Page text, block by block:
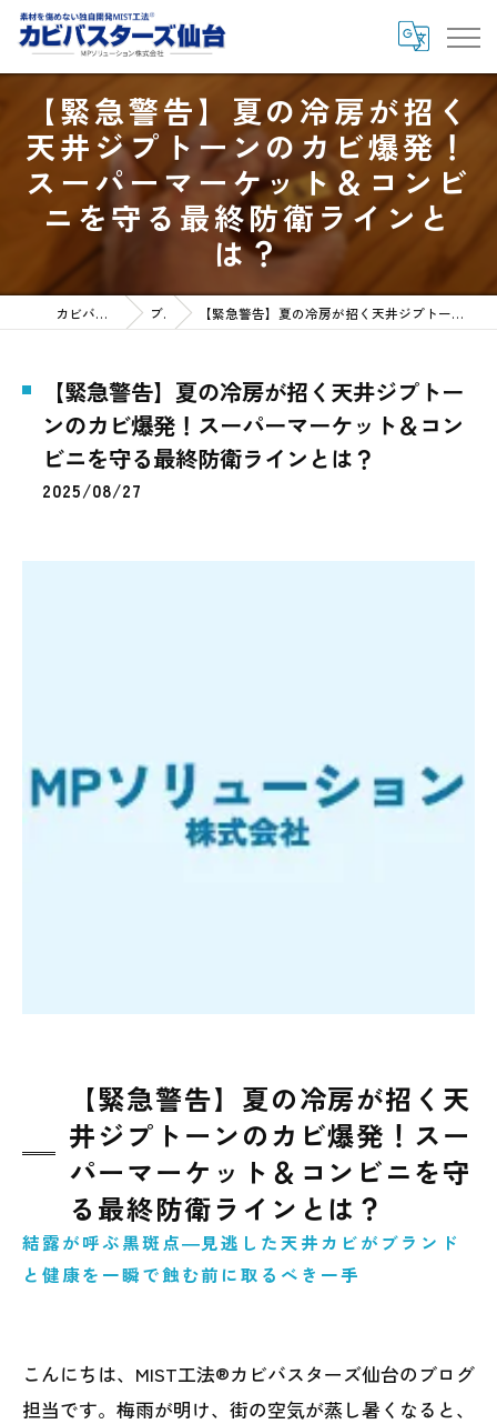
【緊急警告】夏の冷房が招く
天井ジプトーンのカビ爆発！
スーパーマーケット＆コンビ
ニを守る最終防衛ラインと
は？
カビバスターズ仙台HOME ブログ 【緊急警告】夏の冷房が招く天井ジプトーンのカビ爆発！スーパーマーケット＆コンビニを守る最終防衛ラインとは？
【緊急警告】夏の冷房が招く天井ジプトー
ンのカビ爆発！スーパーマーケット＆コン
ビニを守る最終防衛ラインとは？
2025/08/27
【緊急警告】夏の冷房が招く天
井ジプトーンのカビ爆発！スー
パーマーケット＆コンビニを守
る最終防衛ラインとは？
結露が呼ぶ黒斑点―見逃した天井カビがブランド
と健康を一瞬で蝕む前に取るべき一手
こんにちは、MIST工法®カビバスターズ仙台のブログ
担当です。梅雨が明け、街の空気が蒸し暑くなると、